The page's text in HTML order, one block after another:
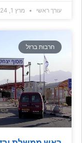
עורך ראשי
מרץ 1, 2024
חרבות ברזל